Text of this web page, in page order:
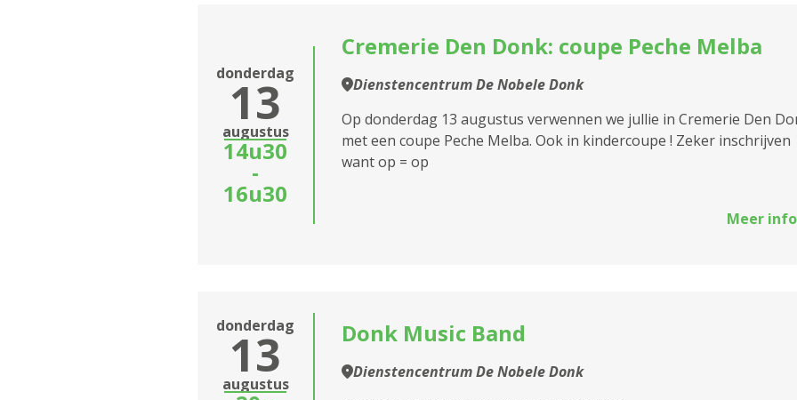
donderdag
13
augustus
14u30
-
16u30
Cremerie Den Donk: coupe Peche Melba
Dienstencentrum De Nobele Donk
Op donderdag 13 augustus verwennen we jullie in Cremerie Den
met een coupe Peche Melba. Ook in kindercoupe ! Zeker inschrijven
want op = op
Meer info
donderdag
13
augustus
Donk Music Band
Dienstencentrum De Nobele Donk